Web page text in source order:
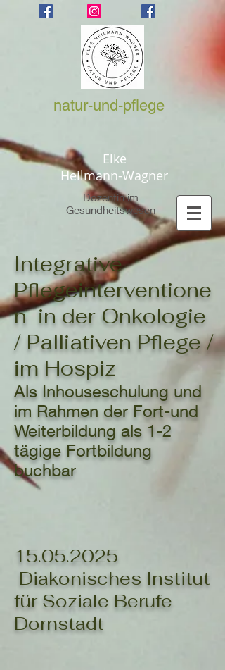
natur-und-pflege
Elke
Heilmann-Wagner
Dozentin im
Gesundheitswesen
Integrative
Pflegeinterventione
n in der Onkologie
/ Palliativen Pflege /
im Hospiz
Als Inhouseschulung und
im Rahmen der Fort-und
Weiterbildung als 1-2
tägige Fortbildung
buchbar
1 5.05.2025
Diakonisches Institut
für Soziale Berufe
Dornstadt